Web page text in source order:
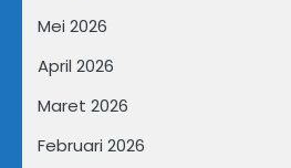
Mei 2026
April 2026
Maret 2026
Februari 2026